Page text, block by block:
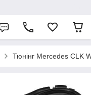
Тюнінг Mercedes CLK